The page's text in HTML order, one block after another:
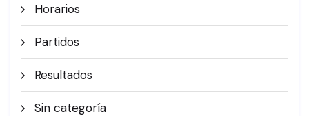
Horarios
Partidos
Resultados
Sin categoría